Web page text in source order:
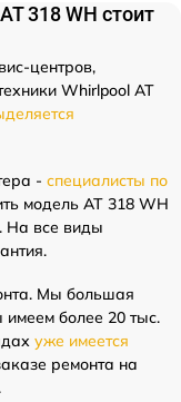
318 WH стоит
центров,
Whirlpool AT
- специалисты по
модель AT 318 WH
На все виды
Мы большая
имеем более 20 тыс.
уже имеется
ремонта на